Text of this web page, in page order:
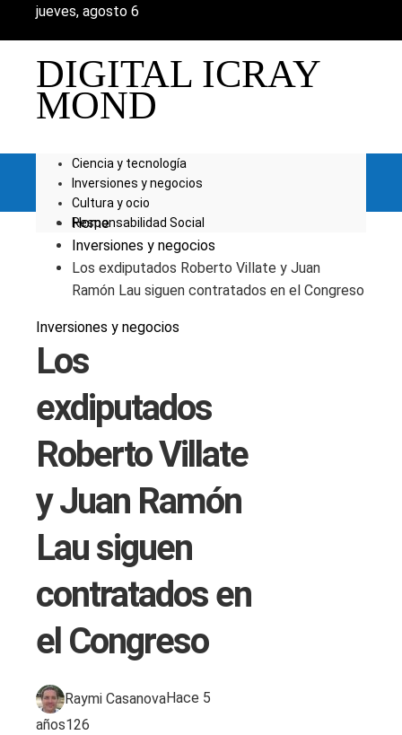
jueves, agosto 6
DIGITAL ICRAY
MOND
Ciencia y tecnología
Inversiones y negocios
Cultura y ocio
Responsabilidad Social
Home
Inversiones y negocios
Los exdiputados Roberto Villate y Juan
Ramón Lau siguen contratados en el Congreso
Inversiones y negocios
Los
exdiputados
Roberto Villate
y Juan Ramón
Lau siguen
contratados en
el Congreso
Raymi CasanovaHace 5
años126